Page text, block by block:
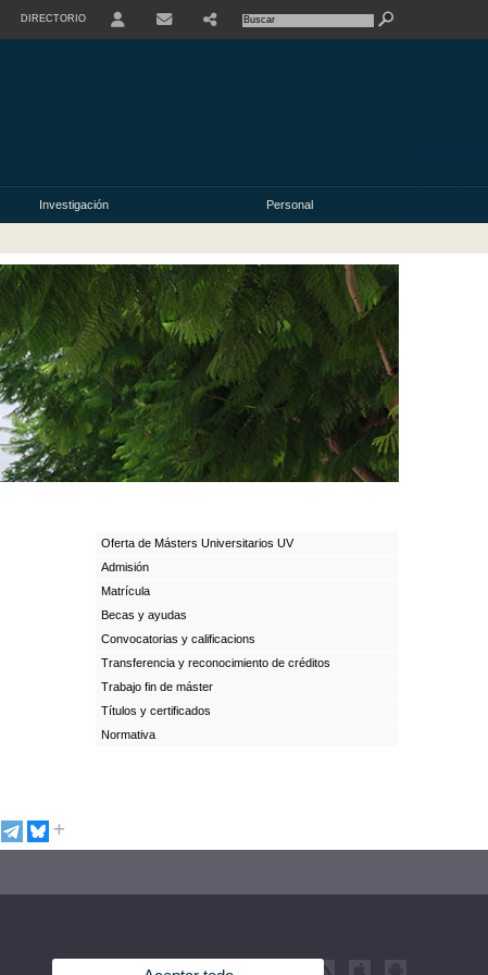
DIRECTORIO
Investigación Personal
Oferta de Másters Universitarios UV
Admisión
Matrícula
Becas y ayudas
Convocatorias y calificacions
Transferencia y reconocimiento de créditos
Trabajo fin de máster
Títulos y certificados
Normativa